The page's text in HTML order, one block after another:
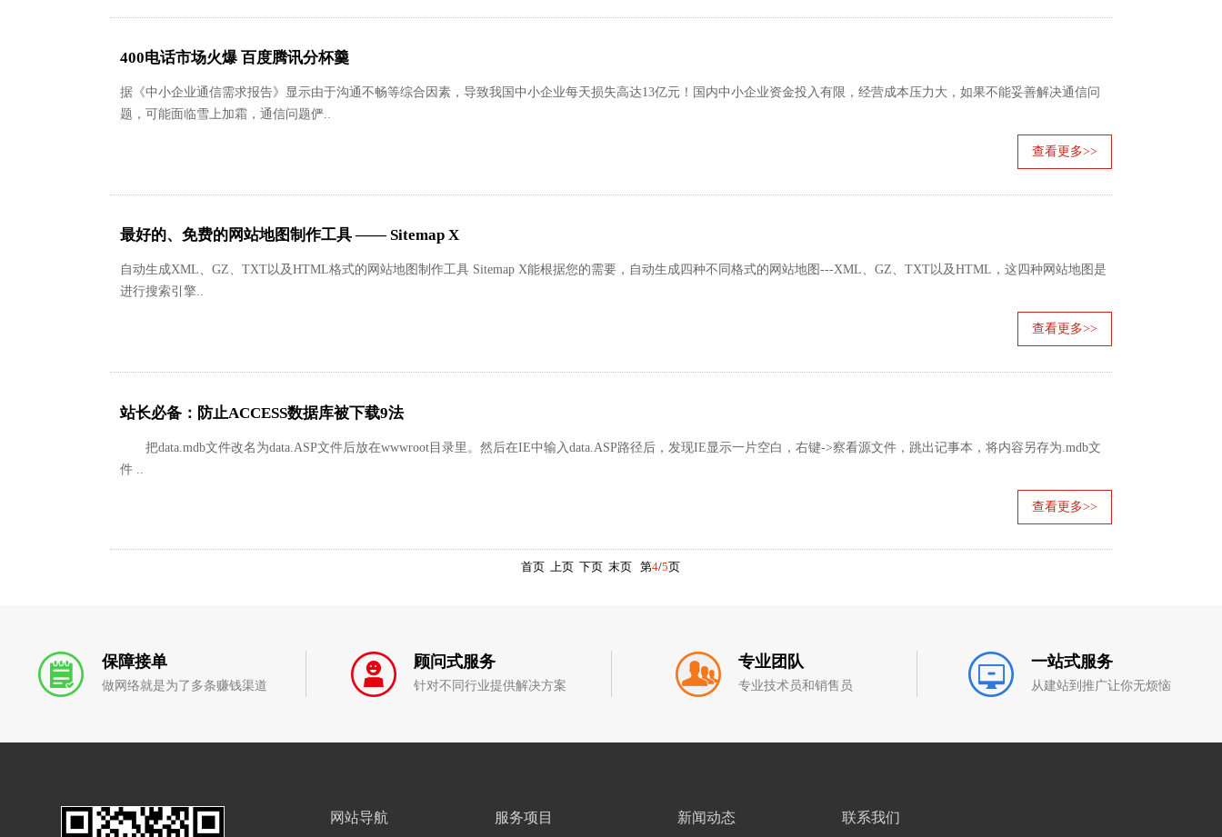
400电话市场火爆 百度腾讯分杯羹
据《中小企业通信需求报告》显示由于沟通不畅等综合因素，导致我国中小企业每天损失高达13亿元！国内中小企业资金投入有限，经营成本压力大，如果不能妥善解决通信问
题，可能面临雪上加霜，通信问题俨..
查看更多>>
最好的、免费的网站地图制作工具 —— Sitemap X
自动生成XML、GZ、TXT以及HTML格式的网站地图制作工具 Sitemap X能根据您的需要，自动生成四种不同格式的网站地图---XML、GZ、TXT以及HTML，这四种网站地图是
进行搜索引擎..
查看更多>>
站长必备：防止ACCESS数据库被下载9法
把data.mdb文件改名为data.ASP文件后放在wwwroot目录里。然后在IE中输入data.ASP路径后，发现IE显示一片空白，右键->察看源文件，跳出记事本，将内容另存为.mdb文
件 ..
查看更多>>
首页 上页 下页 末页 第4/5 页
保障接单
做网络就是为了多条赚钱渠道
顾问式服务
针对不同行业提供解决方案
专业团队
专业技术员和销售员
一站式服务
从建站到推广让你无烦恼
网站导航 服务项目 新闻动态 联系我们